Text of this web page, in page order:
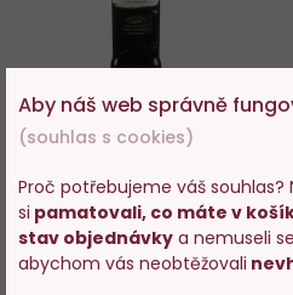
92%
Sherry Canasta Cream
Skladem > 200 ks
249 Kč
Aby náš web správně
(souhlas s cookies)
Proč potřebujeme váš
si pamatovali, co máte v
stav objednávky a nemuseli
abychom vás neobtěžovali
Vstupujete
s prodejem